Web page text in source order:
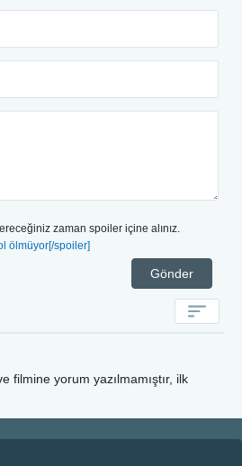
zaman spoiler içine alınız.
ölmüyor[/spoiler]
Gönder
filmine yorum yazılmamıştır, ilk